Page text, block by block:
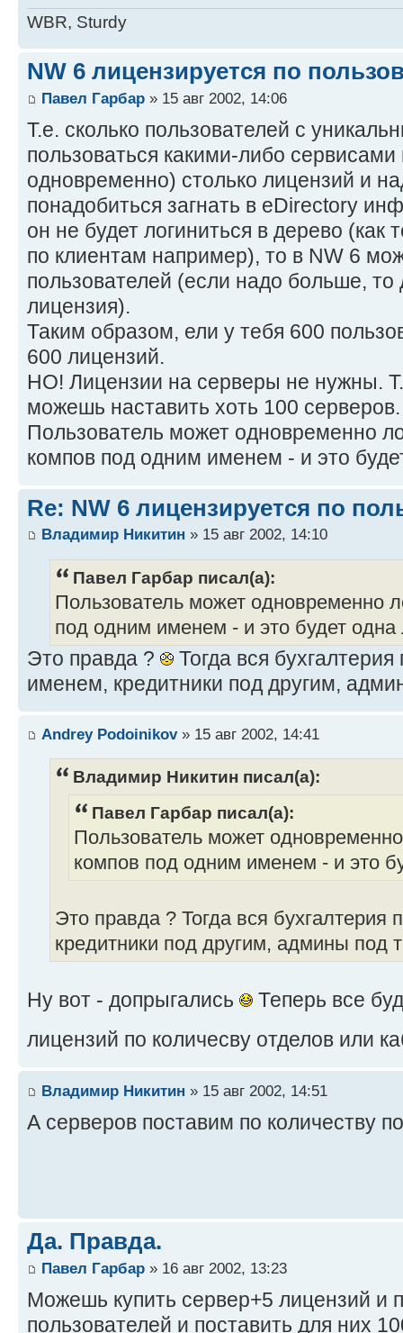
WBR, Sturdy
NW 6 лицензируется по
Павел Гарбар » 15 авг 2002, 14:06
Т.е. сколько пользователей с
пользоваться какими-либо
одновременно) столько лицензий и
понадобиться загнать в eDirectory
он не будет логиниться в дерево
по клиентам например), то в NW 6
пользователей (если надо больше, то
лицензия).
Таким образом, ели у тебя 600
600 лицензий.
НО! Лицензии на серверы не нужны.
можешь наставить хоть 100
Пользователь может одновременно
компов под одним именем - и это
Re: NW 6 лицензируется по
Владимир Никитин » 15 авг 2002, 14:10
Павел Гарбар писал(а):
Пользователь может одновременно
под одним именем - и это будет одна
Это правда ?
Тогда вся
именем, кредитники под другим,
Andrey Podoinikov» 15 авг 2002, 14:41
Владимир Никитин писал(а):
Павел Гарбар писал(а):
Пользователь может
компов под одним именем - и это
Это правда ? Тогда вся
кредитники под другим, админы под
Ну вот - допрыгались
Теперь все
лицензий по количесву отделов или
Владимир Никитин » 15 авг 2002, 14:51
А серверов поставим по количеству
Да. Правда.
Павел Гарбар » 16 авг 2002, 13:23
Можешь купить сервер+5 лицензий и
пользователей и поставить для них